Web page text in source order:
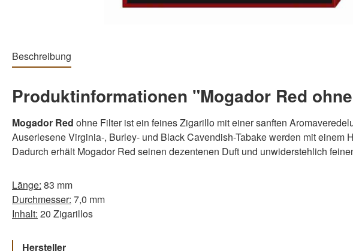
Beschreibung
Produktinformationen "Mogador Red
Mogador Red ohne Filter ist ein feines Zigarillo mit einer sanften
Auserlesene Virginia-, Burley- und Black Cavendish-Tabake werden mit einem
Dadurch erhält Mogador Red seinen dezentenen Duft und unwiderstehlich
Länge: 83 mm
Durchmesser: 7,0 mm
Inhalt: 20 Zigarillos
Hersteller